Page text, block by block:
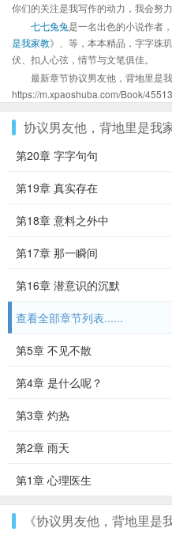
你们的关注是我写作的动力，我会努
七七兔兔是一名出色的小说作者
是我家教》、等，本本精品，字字珠
伏、扣人心弦，情节与文笔俱佳。
最新章节协议男友他，背地里是
https://m.xpaoshuba.com/Book/
协议男友他，背地里是我
第20章 字字句句
第19章 真实存在
第18章 意料之外中
第17章 那一瞬间
第16章 潜意识的沉默
查看全部章节列表......
第5章 不见不散
第4章 是什么呢？
第3章 灼热
第2章 雨天
第1章 心理医生
《协议男友他，背地里是